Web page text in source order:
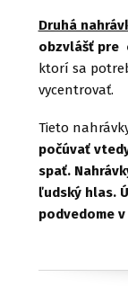
Druhá
obzvlášť pre
ktorí sa
vycentrovať.
Tieto
počúvať
spať.
ľudský hlas.
podvedome